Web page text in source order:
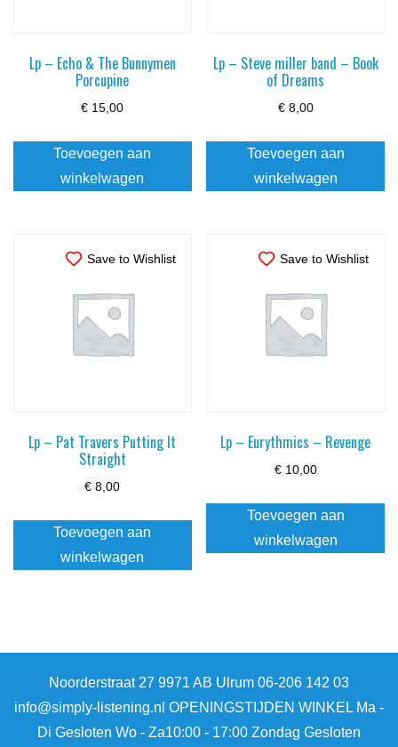
Lp – Echo & The Bunnymen
Porcupine
€ 15,00
Toevoegen aan
winkelwagen
Lp – Steve miller band – Book
of Dreams
€8,00
Toevoegen aan
winkelwagen
Save to Wishlist
Lp – Pat Travers Putting It
Straight
€ 8,00
Toevoegen aan
winkelwagen
Save to Wishlist
Lp – Eurythmics – Revenge
€10,00
Toevoegen aan
winkelwagen
Noorderstraat 27 9971 AB Ulrum 06-206 142 03
info@simply-listening.nl OPENINGSTIJDEN WINKEL Ma -
Di Gesloten Wo - Za10:00 - 17:00 Zondag Gesloten